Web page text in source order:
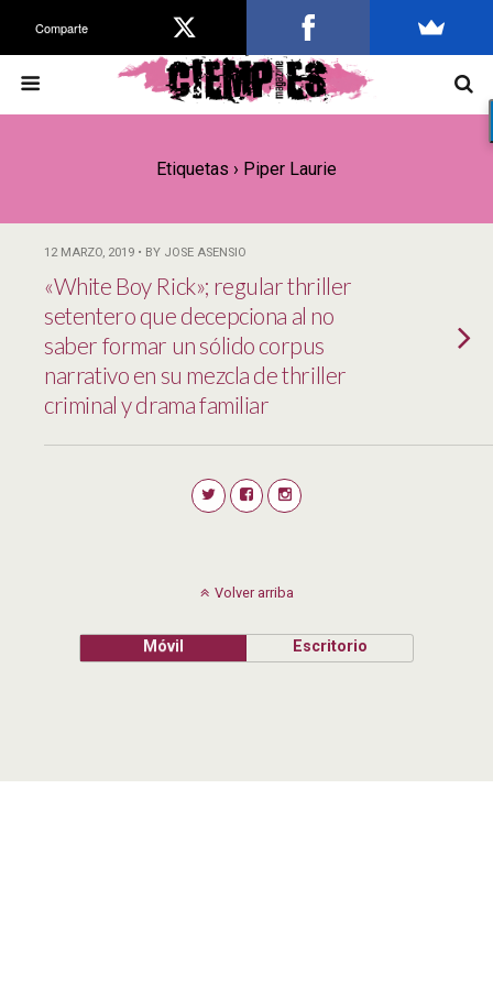
Etiquetas › Piper Laurie
12 MARZO, 2019 • BY JOSE ASENSIO
«White Boy Rick»; regular thriller
setentero que decepciona al no
saber formar un sólido corpus
narrativo en su mezcla de thriller
criminal y drama familiar
Volver arriba
Móvil Escritorio
Comparte